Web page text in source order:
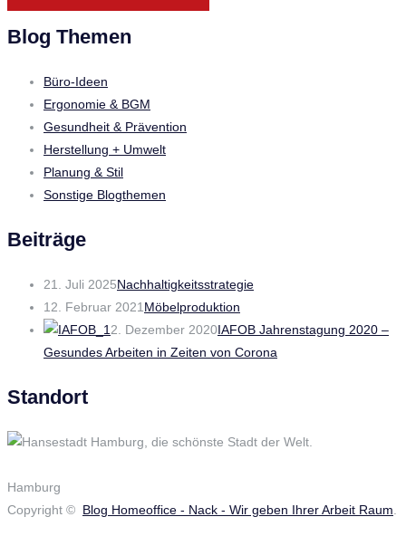
Blog Themen
Büro-Ideen
Ergonomie & BGM
Gesundheit & Prävention
Herstellung + Umwelt
Planung & Stil
Sonstige Blogthemen
Beiträge
21. Juli 2025Nachhaltigkeitsstrategie
12. Februar 2021 Möbelproduktion
2. Dezember 2020IAFOB Jahrenstagung 2020 –
Gesundes Arbeiten in Zeiten von Corona
Standort
Hamburg
Copyright © Blog Homeoffice - Nack - Wir geben Ihrer Arbeit Raum